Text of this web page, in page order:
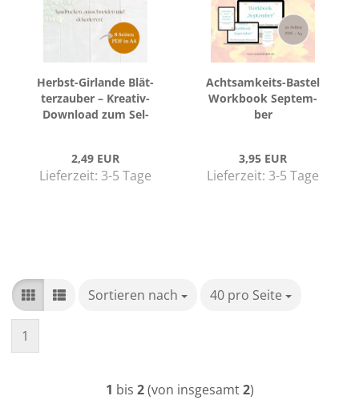
Herbst-​​Gir­lan­de Blät­
ter­zau­ber – Kreativ-​​
Down­load zum Sel­
2,49 EUR
Lieferzeit: 3-5 Tage
Achtsamkeits-​​Bas­tel
Work­book Sep­tem­
ber
3,95 EUR
Lieferzeit: 3-5 Tage
Sortieren nach
Sortieren nach 40 pro Seite
pro Seite
1
1 bis 2(von insgesamt2)